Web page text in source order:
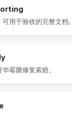
用于验收的完整文档。
霉菌修复索赔。